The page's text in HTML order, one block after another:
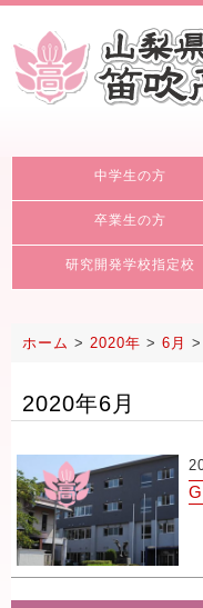
中学生の方
卒業生の方
研究開発学校指定校
ホーム > 2020年 > 6月 >
2020年6月